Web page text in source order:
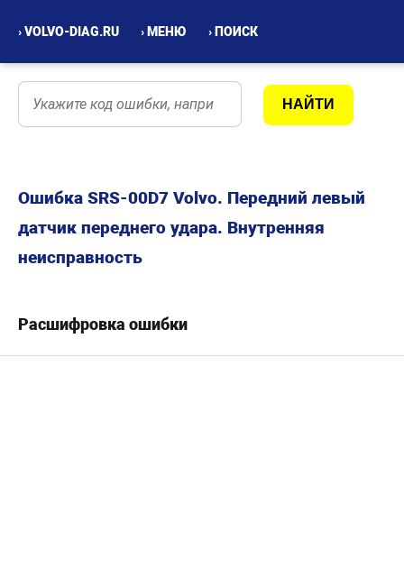
› VOLVO-DIAG.RU › МЕНЮ › ПОИСК
Ошибка SRS-00D7 Volvo. Передний левый
датчик переднего удара. Внутренняя
неисправность
Расшифровка ошибки